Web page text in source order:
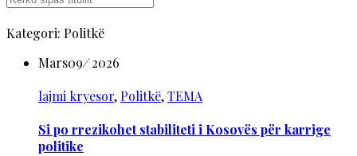
Kategori: Politkë
Mars09/2026
lajmi kryesor, Politkë,TEMA
Si po rrezikohet stabiliteti i Kosovës për karrige
politike